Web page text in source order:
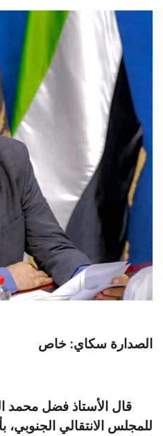
الصدارة سكاي: خاص
قال الأستاذ فضل محمد
للمجلس الانتقالي الجنوبي،